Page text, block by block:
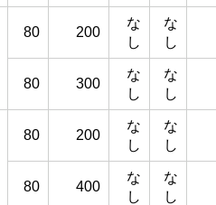
80 200
な
し
な
し
80 300
な
し
な
し
80 200
な
し
な
し
80 400
な
し
な
し